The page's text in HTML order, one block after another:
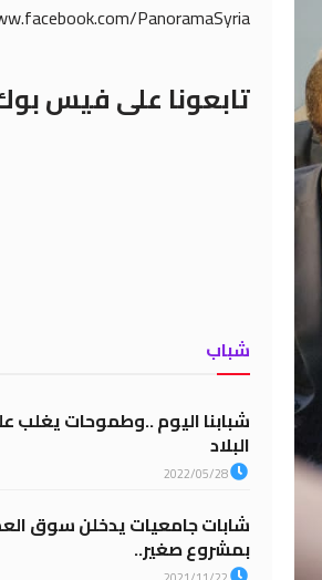
PanoramaSyria
تابعونا على فيس
شباب
شبابنا اليوم ..وطموحات يغلب
البلاد
2022/05/28
شابات جامعيات يدخلن سوق
بمشروع صغير..